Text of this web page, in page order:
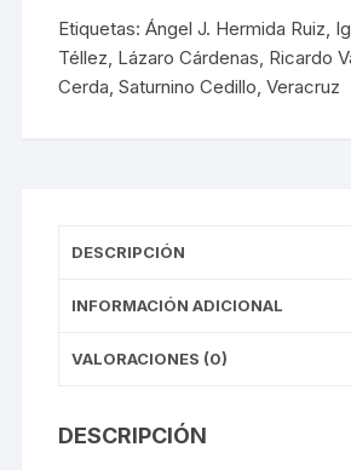
Etiquetas:Ángel J. Hermida Ruiz
Téllez Lázaro Cárdenas Ricardo
Cerda ,Saturnino Cedillo ,Veracruz
DESCRIPCIÓN
INFORMACIÓN ADICIONAL
VALORACIONES (0)
DESCRIPCIÓN